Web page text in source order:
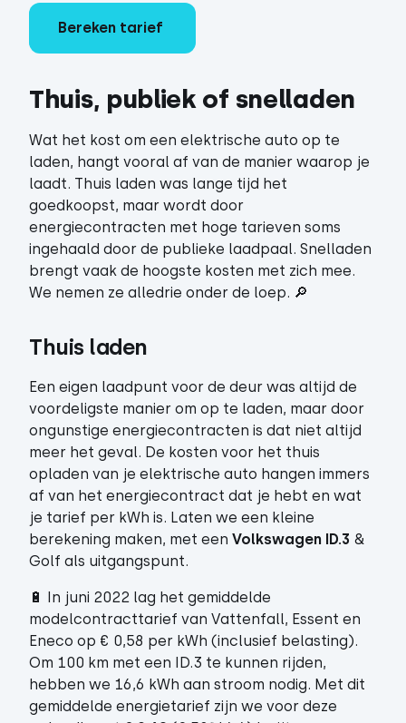
Bereken tarief
Thuis, publiek of snelladen
Wat het kost om een elektrische auto op te
laden, hangt vooral af van de manier waarop je
laadt. Thuis laden was lange tijd het
goedkoopst, maar wordt door
energiecontracten met hoge tarieven soms
ingehaald door de publieke laadpaal. Snelladen
brengt vaak de hoogste kosten met zich mee.
We nemen ze alledrie onder de loep. 🔎
Thuis laden
Een eigen laadpunt voor de deur was altijd de
voordeligste manier om op te laden, maar door
ongunstige energiecontracten is dat niet altijd
meer het geval. De kosten voor het thuis
opladen van je elektrische auto hangen immers
af van het energiecontract dat je hebt en wat
je tarief per kWh is. Laten we een kleine
berekening maken, met een Volkswagen ID.3 &
Golf als uitgangspunt.
🔋 In juni 2022 lag het gemiddelde
modelcontracttarief van Vattenfall, Essent en
Eneco op € 0,58 per kWh (inclusief belasting).
Om 100 km met een ID.3 te kunnen rijden,
hebben we 16,6 kWh aan stroom nodig. Met dit
gemiddelde energietarief zijn we voor deze